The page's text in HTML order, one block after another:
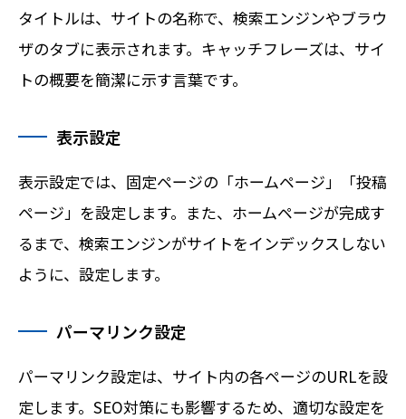
タイトルは、サイトの名称で、検索エンジンやブラウ
ザのタブに表示されます。キャッチフレーズは、サイ
トの概要を簡潔に示す言葉です。
表示設定
表示設定では、固定ページの「ホームページ」「投稿
ページ」を設定します。また、ホームページが完成す
るまで、検索エンジンがサイトをインデックスしない
ように、設定します。
パーマリンク設定
パーマリンク設定は、サイト内の各ページのURLを設
定します。SEO対策にも影響するため、適切な設定を